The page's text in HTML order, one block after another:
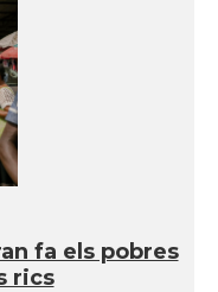
fa els pobres
rics